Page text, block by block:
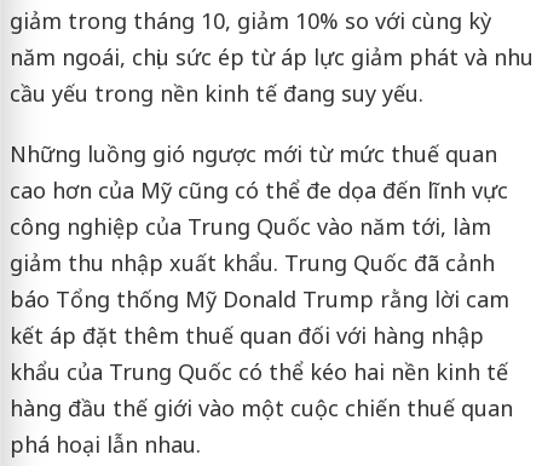
giảm trong tháng 10, giảm 10% so với cùng kỳ
năm ngoái, chịu sức ép từ áp lực giảm phát và nhu
cầu yếu trong nền kinh tế đang suy yếu.
Những luồng gió ngược mới từ mức thuế quan
cao hơn của Mỹ cũng có thể đe dọa đến lĩnh vực
công nghiệp của Trung Quốc vào năm tới, làm
giảm thu nhập xuất khẩu. Trung Quốc đã cảnh
báo Tổng thống Mỹ Donald Trump rằng lời cam
kết áp đặt thêm thuế quan đối với hàng nhập
khẩu của Trung Quốc có thể kéo hai nền kinh tế
hàng đầu thế giới vào một cuộc chiến thuế quan
phá hoại lẫn nhau.